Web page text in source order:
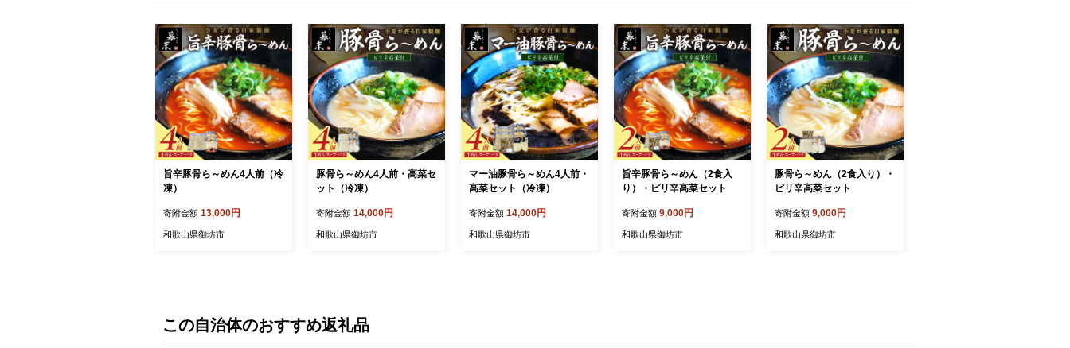
旨辛豚骨ら～めん4人前（冷
凍）
寄附金額 13,000円
和歌山県御坊市
豚骨ら～めん4人前・高菜セ
ット（冷凍）
寄附金額 14,000円
和歌山県御坊市
マー油豚骨ら～めん4人前・
高菜セット（冷凍）
寄附金額 14,000円
和歌山県御坊市
旨辛豚骨ら～めん（2食入
り）・ピリ辛高菜セット
寄附金額 9,000円
和歌山県御坊市
豚骨ら～めん（2食入り）・
ピリ辛高菜セット
寄附金額 9,000円
和歌山県御坊市
この自治体のおすすめ返礼品